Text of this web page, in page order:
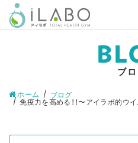
ブ
ホーム ブログ
免疫力を高める！！〜アイラボ的ウ